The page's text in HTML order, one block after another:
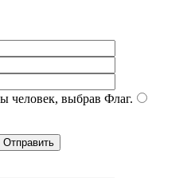
человек, выбрав Флаг.